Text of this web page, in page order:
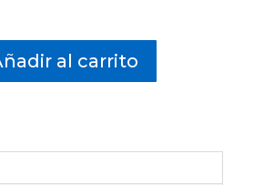
al carrito